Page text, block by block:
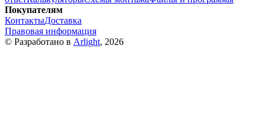
Покупателям
КонтактыДоставка
Правовая информация
© Разработано в Arlight, 2026